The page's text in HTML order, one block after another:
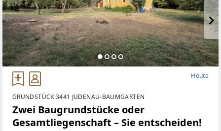
Heute
GRUNDSTÜCK 3441 JUDENAU-BAUMGARTEN
Zwei Baugrundstücke oder
Gesamtliegenschaft – Sie entscheiden!